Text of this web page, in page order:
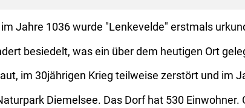
Jahre 1036 wurde "Lenkevelde" erstmals
besiedelt, was ein über dem heutigen Ort
im 30jährigen Krieg teilweise zerstört und im
Diemelsee. Das Dorf hat 530